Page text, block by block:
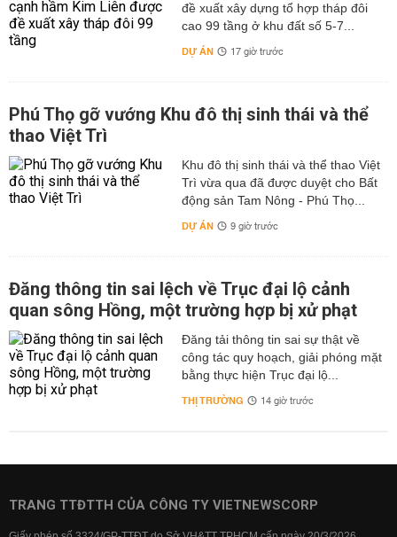
đề xuất xây dựng tổ hợp tháp đôi
cao 99 tầng ở khu đất số 5-7...
DỰ ÁN 17 giờ trước
Phú Thọ gỡ vướng Khu đô thị sinh thái và thể
thao Việt Trì
Khu đô thị sinh thái và thể thao Việt
Trì vừa qua đã được duyệt cho Bất
động sản Tam Nông - Phú Thọ...
DỰ ÁN 9 giờ trước
Đăng thông tin sai lệch về Trục đại lộ cảnh
quan sông Hồng, một trường hợp bị xử phạt
Đăng tải thông tin sai sự thật về
công tác quy hoạch, giải phóng mặt
bằng thực hiện Trục đại lộ...
THỊ TRƯỜNG 14 giờ trước
TRANG TTĐTTH CỦA CÔNG TY VIETNEWSCORP